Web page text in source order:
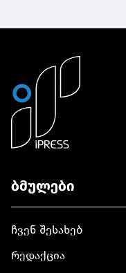
ბმულები
ჩვენ შესახებ
რედაქცია